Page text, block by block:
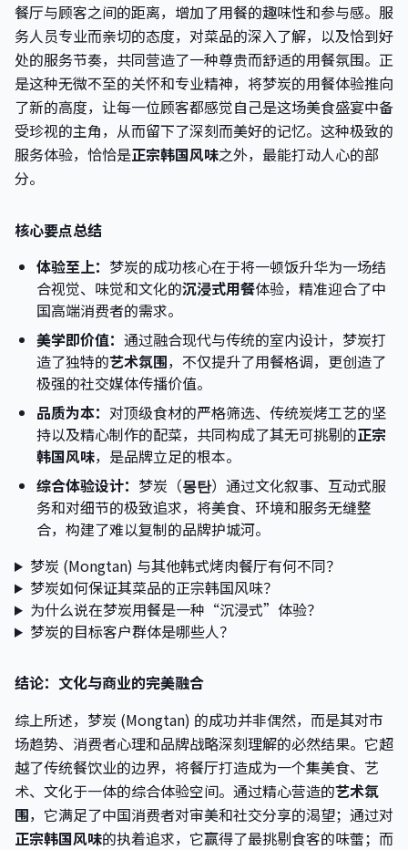
餐厅与顾客之间的距离，增加了用餐的趣味性和参与感。服
务人员专业而亲切的态度，对菜品的深入了解，以及恰到好
处的服务节奏，共同营造了一种尊贵而舒适的用餐氛围。正
是这种无微不至的关怀和专业精神，将梦炭的用餐体验推向
了新的高度，让每一位顾客都感觉自己是这场美食盛宴中备
受珍视的主角，从而留下了深刻而美好的记忆。这种极致的
服务体验，恰恰是正宗韩国风味之外，最能打动人心的部
分。
核心要点总结
体验至上： 梦炭的成功核心在于将一顿饭升华为一场结
合视觉、味觉和文化的沉浸式用餐体验，精准迎合了中
国高端消费者的需求。
美学即价值： 通过融合现代与传统的室内设计，梦炭打
造了独特的艺术氛围，不仅提升了用餐格调，更创造了
极强的社交媒体传播价值。
品质为本： 对顶级食材的严格筛选、传统炭烤工艺的坚
持以及精心制作的配菜，共同构成了其无可挑剔的正宗
韩国风味，是品牌立足的根本。
综合体验设计： 梦炭（몽탄）通过文化叙事、互动式服
务和对细节的极致追求，将美食、环境和服务无缝整
合，构建了难以复制的品牌护城河。
梦炭 (Mongtan) 与其他韩式烤肉餐厅有何不同？
梦炭如何保证其菜品的正宗韩国风味？
为什么说在梦炭用餐是一种“沉浸式”体验？
梦炭的目标客户群体是哪些人？
结论：文化与商业的完美融合
综上所述，梦炭 (Mongtan) 的成功并非偶然，而是其对市
场趋势、消费者心理和品牌战略深刻理解的必然结果。它超
越了传统餐饮业的边界，将餐厅打造成为一个集美食、艺
术、文化于一体的综合体验空间。通过精心营造的艺术氛
围，它满足了中国消费者对审美和社交分享的渴望；通过对
正宗韩国风味的执着追求，它赢得了最挑剔食客的味蕾；而